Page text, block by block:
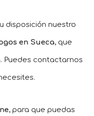
disposición nuestro
en Sueca, que
Puedes contactarnos
, para que puedas